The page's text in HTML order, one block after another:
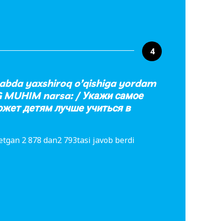
4
yaxshiroq o’qishiga yordam
MUHIM narsa: / Укажи самое
детям лучше учиться в
2 878 dan2 793tasi javob berdi